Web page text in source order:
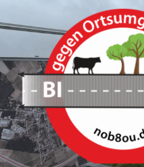
Inhalt
springen